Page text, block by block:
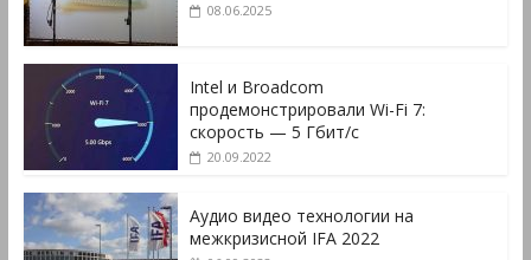
08.06.2025
Intel и Broadcom
продемонстрировали Wi-Fi 7:
скорость — 5 Гбит/с
20.09.2022
Аудио видео технологии на
межкризисной IFA 2022